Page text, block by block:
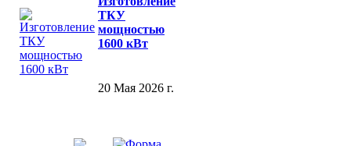
ТКУ
мощностью
1600 кВт
20 Мая 2026 г.